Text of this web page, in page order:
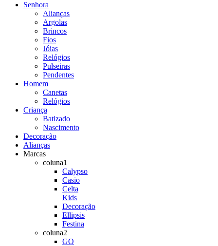
Senhora
Alianças
Argolas
Brincos
Fios
Jóias
Relógios
Pulseiras
Pendentes
Homem
Canetas
Relógios
Criança
Batizado
Nascimento
Decoração
Alianças
Marcas
coluna1
Calypso
Casio
Celta
Kids
Decoração
Ellipsis
Festina
coluna2
GO